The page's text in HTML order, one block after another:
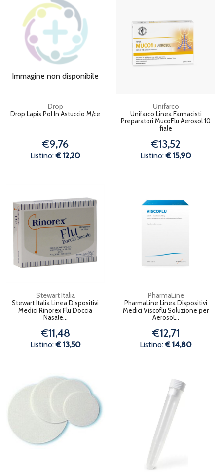
Immagine non disponibile
Drop
Drop Lapis Pol In Astuccio M/ce
€9,76
Listino:€ 12,20
Unifarco
Unifarco Linea Farmacisti
Preparatori MucoFlu Aerosol 10
fiale
€13,52
Listino:€ 15,90
Stewart Italia
Stewart Italia Linea Dispositivi
Medici Rinorex Flu Doccia
Nasale...
€11,48
Listino:€ 13,50
PharmaLine
PharmaLine Linea Dispositivi
Medici Viscoflu Soluzione per
Aerosol...
€12,71
Listino:€ 14,80